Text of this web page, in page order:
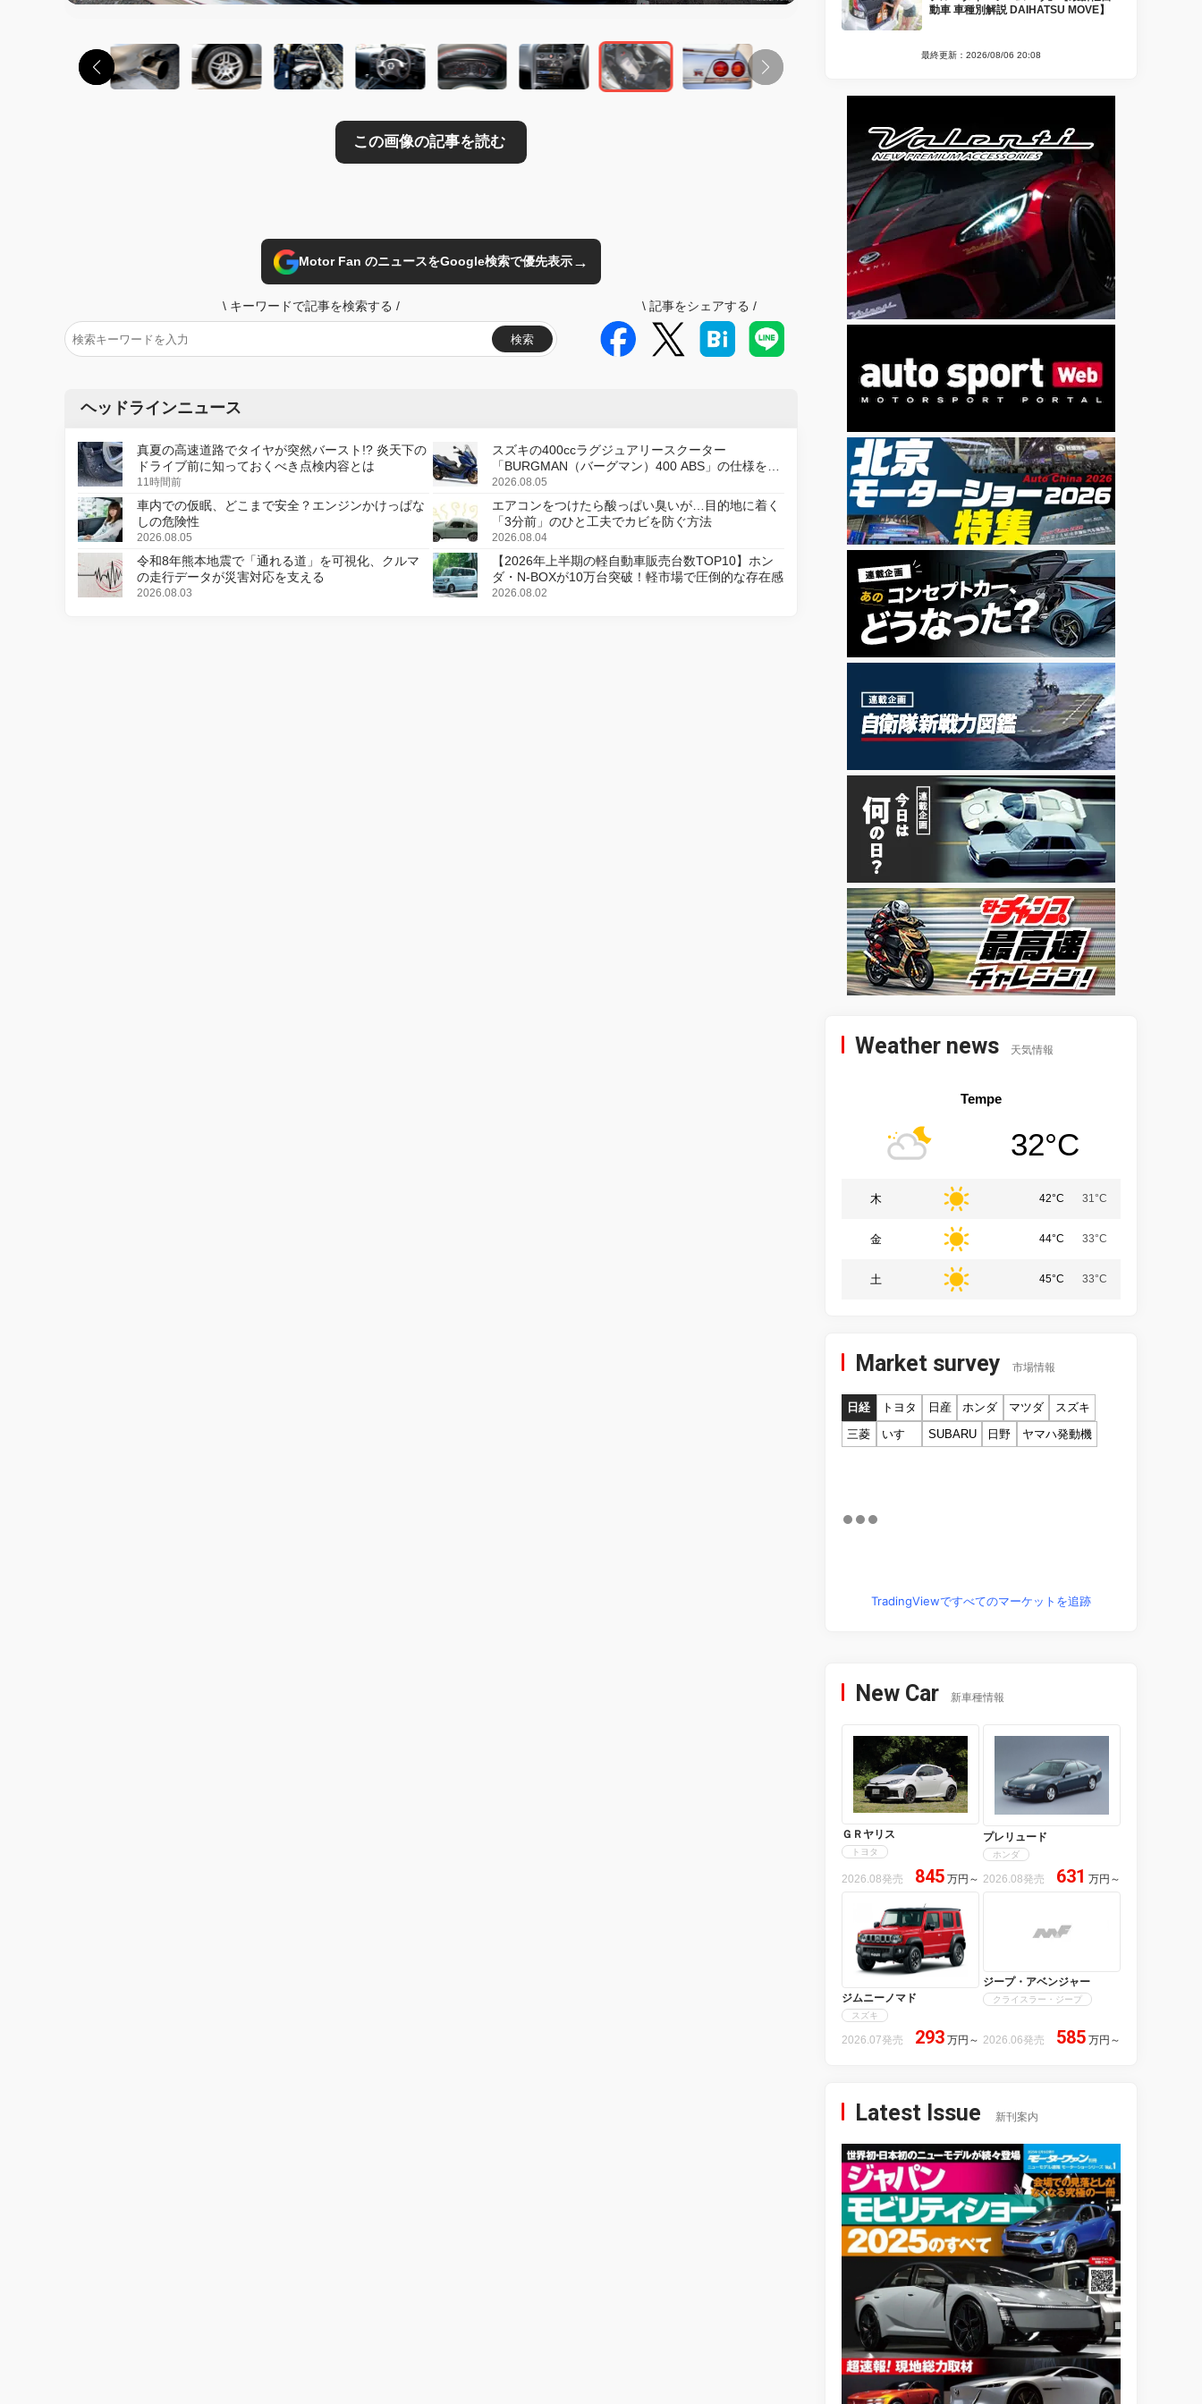
Motor Fan のニュースをGoogle検索で優先表示→
\ キーワードで記事を検索する /
検索
\ 記事をシェアする /
ヘッドラインニュース
真夏の高速道路でタイヤが突然バースト!? 炎天下の
ドライブ前に知っておくべき点検内容とは
11時間前
スズキの400ccラグジュアリースクーター
「BURGMAN（バーグマン）400 ABS」の仕様を変
更し、8月18日に発売
2026.08.05
車内での仮眠、どこまで安全？エンジンかけっぱな
しの危険性
2026.08.05
エアコンをつけたら酸っぱい臭いが…目的地に着く
「3分前」のひと工夫でカビを防ぐ方法
2026.08.04
令和8年熊本地震で「通れる道」を可視化、クルマ
の走行データが災害対応を支える
2026.08.03
【2026年上半期の軽自動車販売台数TOP10】ホン
ダ・N-BOXが10万台突破！軽市場で圧倒的な存在感
2026.08.02
動車 車種別解説 DAIHATSU MOVE】
最終更新：2026/08/06 20:08
Weather news 天気情報
Tempe
32°C
木 42°C 31°C
金 44°C 33°C
土 45°C 33°C
Market survey 市場情報
日経 トヨタ 日産 ホンダ マツダ
スズキ
三菱
いすゞ SUBARU 日野 ヤマハ発動機
TradingViewですべてのマーケットを追跡
New Car 新車種情報
ＧＲヤリス
トヨタ
2026.08発売 845 万円 ～
プレリュード
ホンダ
2026.08発売 631 万円 ～
ジムニーノマド
スズキ
2026.07発売 293 万円 ～
ジープ・アベンジャー
クライスラー・ジープ
2026.06発売 585 万円 ～
Latest Issue 新刊案内